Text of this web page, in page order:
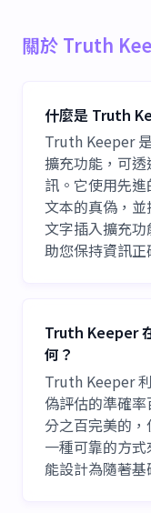
關於 Truth
什麼是 Truth
Truth Keeper
擴充功能，可
訊。它使用先
文本的真偽，
文字插入擴充
助您保持資訊正
Truth Keeper
何？
Truth Keeper
偽評估的準確
分之百完美的
一種可靠的方
能設計為隨著